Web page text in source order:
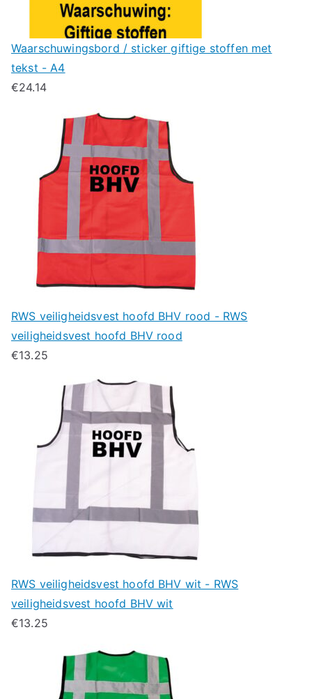
Waarschuwingsbord / sticker giftige stoffen met
tekst - A4
€24.14
RWS veiligheidsvest hoofd BHV rood - RWS
veiligheidsvest hoofd BHV rood
€13.25
RWS veiligheidsvest hoofd BHV wit - RWS
veiligheidsvest hoofd BHV wit
€13.25